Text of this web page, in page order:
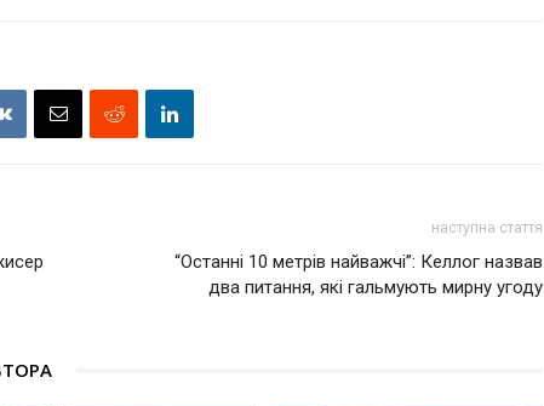
наступна стаття
“Останні 10 метрів найважчі”: Келлог назвав
два питання, які гальмують мирну угоду